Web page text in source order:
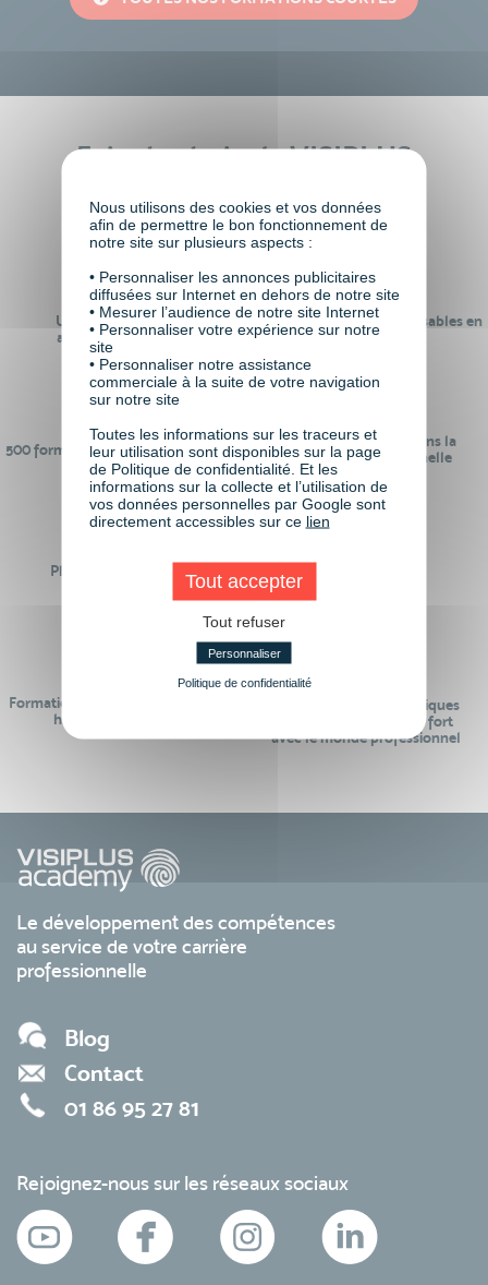
Faire le choix de VISIPLUS
Un réseau de 22 000
anciens participants
100% des formations réalisables en
digital learning
500 formations pour se préparer au
monde de demain
24 ans d'expérience dans la
formation professionnelle
Plus de 50 formations
Formations réalisables pendant ou
hors temps de travail
Des contenus pédagogiques
« de pointe » et en lien fort
avec le monde professionnel
Le développement des compétences
au service de votre carrière
professionnelle
Blog
Contact
01 86 95 27 81
Rejoignez-nous sur les réseaux sociaux
Nous utilisons des cookies et vos données
afin de permettre le bon fonctionnement de
notre site sur plusieurs aspects :
• Personnaliser les annonces publicitaires
diffusées sur Internet en dehors de notre site
• Mesurer l’audience de notre site Internet
• Personnaliser votre expérience sur notre
site
• Personnaliser notre assistance
commerciale à la suite de votre navigation
sur notre site
Toutes les informations sur les traceurs et
leur utilisation sont disponibles sur la page
de Politique de confidentialité. Et les
informations sur la collecte et l’utilisation de
vos données personnelles par Google sont
directement accessibles sur ce lien
Tout accepter
Tout refuser
Personnaliser
Politique de confidentialité